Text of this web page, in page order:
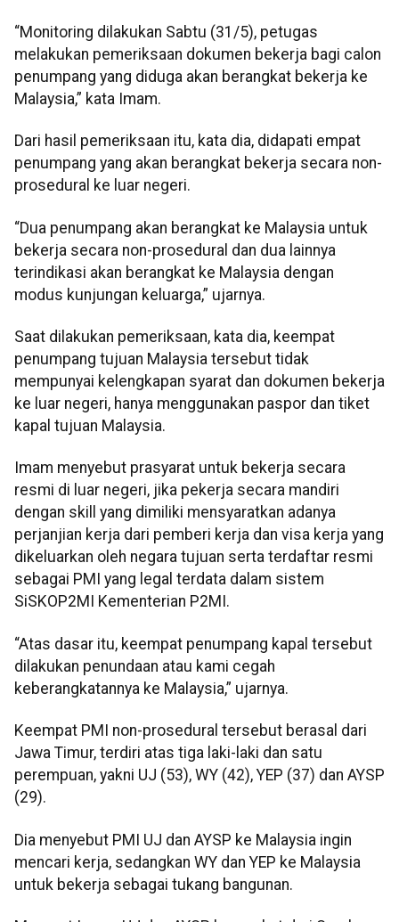
“Monitoring dilakukan Sabtu (31/5), petugas
melakukan pemeriksaan dokumen bekerja bagi calon
penumpang yang diduga akan berangkat bekerja ke
Malaysia,” kata Imam.
Dari hasil pemeriksaan itu, kata dia, didapati empat
penumpang yang akan berangkat bekerja secara non-
prosedural ke luar negeri.
“Dua penumpang akan berangkat ke Malaysia untuk
bekerja secara non-prosedural dan dua lainnya
terindikasi akan berangkat ke Malaysia dengan
modus kunjungan keluarga,” ujarnya.
Saat dilakukan pemeriksaan, kata dia, keempat
penumpang tujuan Malaysia tersebut tidak
mempunyai kelengkapan syarat dan dokumen bekerja
ke luar negeri, hanya menggunakan paspor dan tiket
kapal tujuan Malaysia.
Imam menyebut prasyarat untuk bekerja secara
resmi di luar negeri, jika pekerja secara mandiri
dengan skill yang dimiliki mensyaratkan adanya
perjanjian kerja dari pemberi kerja dan visa kerja yang
dikeluarkan oleh negara tujuan serta terdaftar resmi
sebagai PMI yang legal terdata dalam sistem
SiSKOP2MI Kementerian P2MI.
“Atas dasar itu, keempat penumpang kapal tersebut
dilakukan penundaan atau kami cegah
keberangkatannya ke Malaysia,” ujarnya.
Keempat PMI non-prosedural tersebut berasal dari
Jawa Timur, terdiri atas tiga laki-laki dan satu
perempuan, yakni UJ (53), WY (42), YEP (37) dan AYSP
(29).
Dia menyebut PMI UJ dan AYSP ke Malaysia ingin
mencari kerja, sedangkan WY dan YEP ke Malaysia
untuk bekerja sebagai tukang bangunan.